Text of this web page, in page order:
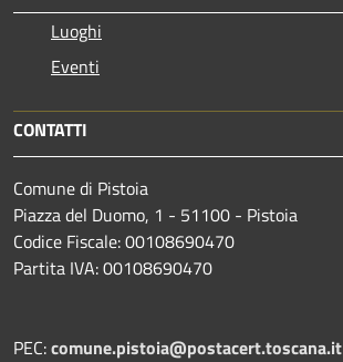
Luoghi
Eventi
CONTATTI
Comune di Pistoia
Piazza del Duomo, 1 - 51100 - Pistoia
Codice Fiscale: 00108690470
Partita IVA: 00108690470
PEC:comune.pistoia@postacert.toscana.it